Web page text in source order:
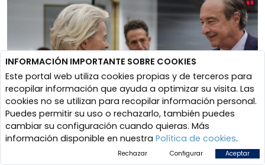
CEOE incide en la Cumbre Social Tripartita en el
respeto al diálogo social y la implicación de los
interlocutores sociales y representantes
empresariales para impulsar la competitividad
y reforzar la resiliencia de la UE
INFORMACIÓN IMPORTANTE SOBRE COOKIES
Este portal web utiliza cookies propias y de terceros para
recopilar información que ayuda a optimizar su visita. Las
cookies no se utilizan para recopilar información personal.
Puedes permitir su uso o rechazarlo, también puedes
cambiar su configuración cuando quieras. Más
información disponible en nuestra Política de cookies.
Rechazar Configurar Aceptar